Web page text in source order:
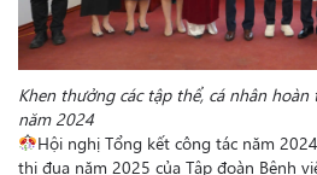
Khen thưởng các tập thể, cá nhân
năm 2024
Hội nghị Tổng kết công tác năm
thi đua năm 2025 của Tập đoàn Bệnh